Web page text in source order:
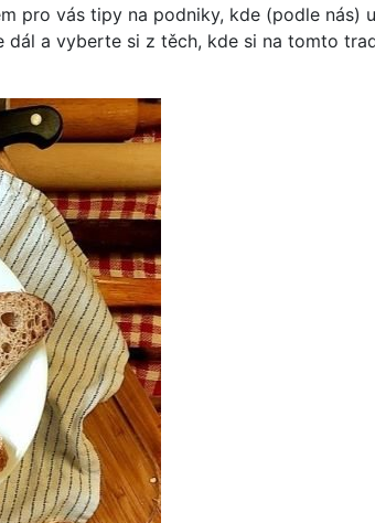
pro vás tipy na podniky, kde (podle nás)
dál a vyberte si z těch, kde si na tomto